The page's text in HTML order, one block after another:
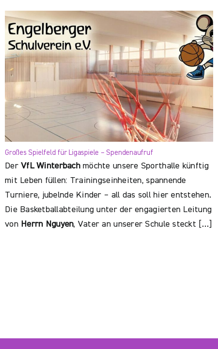
Großes Spielfeld für Ligaspiele – Spendenaufruf
DerVfL Winterbachmöchte unsere Sporthalle künftig
mit Leben füllen: Trainingseinheiten, spannende
Turniere, jubelnde Kinder – all das soll hier entstehen.
Die Basketballabteilung unter der engagierten Leitung
von Herrn Nguyen, Vater an unserer Schule steckt […]